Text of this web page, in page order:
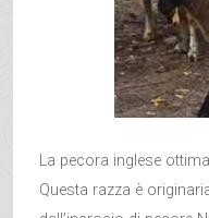
La pecora inglese
Questa razza è